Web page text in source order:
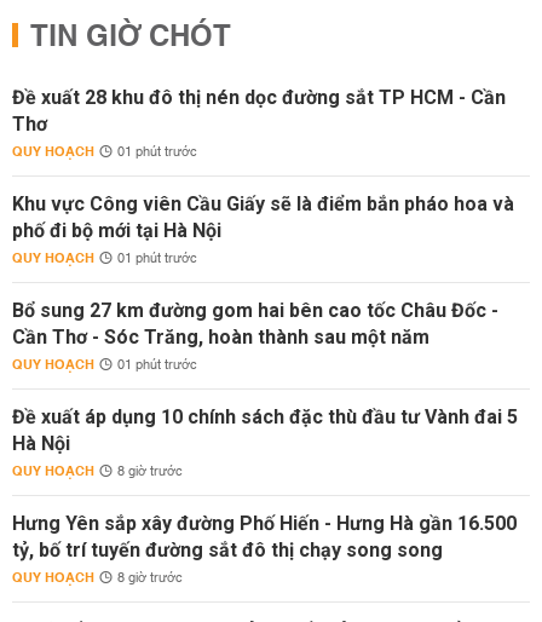
TIN GIỜ CHÓT
Đề xuất 28 khu đô thị nén dọc đường sắt TP HCM - Cần
Thơ
QUY HOẠCH 01 phút trước
Khu vực Công viên Cầu Giấy sẽ là điểm bắn pháo hoa và
phố đi bộ mới tại Hà Nội
QUY HOẠCH 01 phút trước
Bổ sung 27 km đường gom hai bên cao tốc Châu Đốc -
Cần Thơ - Sóc Trăng, hoàn thành sau một năm
QUY HOẠCH 01 phút trước
Đề xuất áp dụng 10 chính sách đặc thù đầu tư Vành đai 5
Hà Nội
QUY HOẠCH 8 giờ trước
Hưng Yên sắp xây đường Phố Hiến - Hưng Hà gần 16.500
tỷ, bố trí tuyến đường sắt đô thị chạy song song
QUY HOẠCH 8 giờ trước